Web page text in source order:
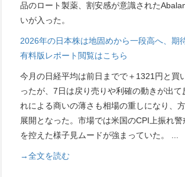
品のロート製薬、割安感が意識された
いが入った。
2026年の日本株は地固めから一段高へ、期
有料版レポート閲覧はこちら
今月の日経平均は前日までで＋1321円と買
ったが、7日は戻り売りや利確の動きが出
れによる商いの薄さも相場の重しになり、
展開となった。市場では米国のCPI上振れ
を控えた様子見ムードが強まっていた。
...
→全文を読む